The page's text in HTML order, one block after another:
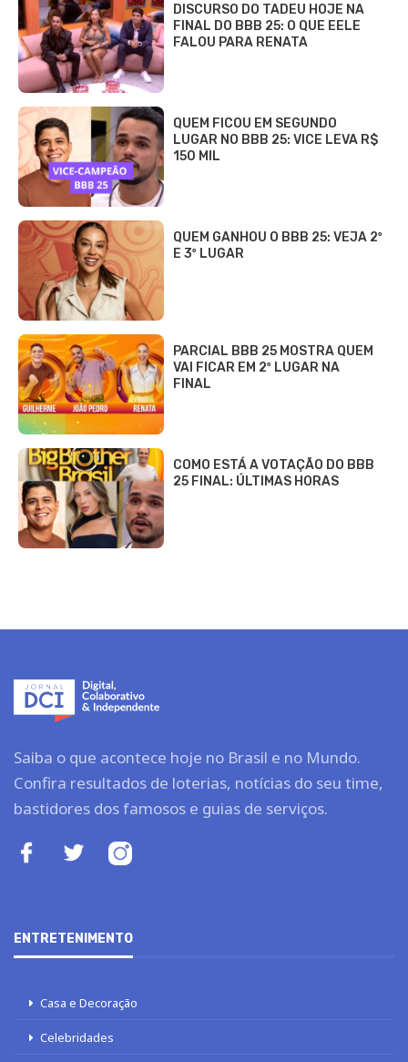
DISCURSO DO TADEU HOJE NA
FINAL DO BBB 25: O QUE EELE
FALOU PARA RENATA
QUEM FICOU EM SEGUNDO
LUGAR NO BBB 25: VICE LEVA R$
150 MIL
QUEM GANHOU O BBB 25: VEJA 2º
E 3º LUGAR
PARCIAL BBB 25 MOSTRA QUEM
VAI FICAR EM 2º LUGAR NA
FINAL
COMO ESTÁ A VOTAÇÃO DO BBB
25 FINAL: ÚLTIMAS HORAS
Saiba o que acontece hoje no Brasil e no Mundo.
Confira resultados de loterias, notícias do seu time,
bastidores dos famosos e guias de serviços.
ENTRETENIMENTO
Casa e Decoração
Celebridades